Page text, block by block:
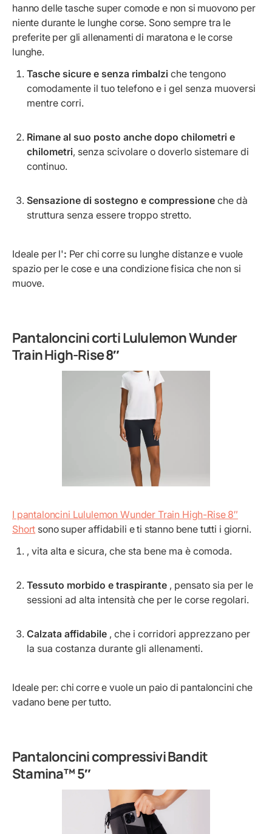
hanno delle tasche super comode e non si muovono per
niente durante le lunghe corse. Sono sempre tra le
preferite per gli allenamenti di maratona e le corse
lunghe.
Tasche sicure e senza rimbalzi che tengono
comodamente il tuo telefono e i gel senza muoversi
mentre corri.
Rimane al suo posto anche dopo chilometri e
chilometri, senza scivolare o doverlo sistemare di
continuo.
Sensazione di sostegno e compressione che dà
struttura senza essere troppo stretto.
Ideale per l': Per chi corre su lunghe distanze e vuole
spazio per le cose e una condizione fisica che non si
muove.
Pantaloncini corti Lululemon Wunder
Train High-Rise 8″
I pantaloncini Lululemon Wunder Train High-Rise 8″
Short sono super affidabili e ti stanno bene tutti i giorni.
, vita alta e sicura, che sta bene ma è comoda.
Tessuto morbido e traspirante , pensato sia per le
sessioni ad alta intensità che per le corse regolari.
Calzata affidabile , che i corridori apprezzano per
la sua costanza durante gli allenamenti.
Ideale per: chi corre e vuole un paio di pantaloncini che
vadano bene per tutto.
Pantaloncini compressivi Bandit
Stamina™ 5″